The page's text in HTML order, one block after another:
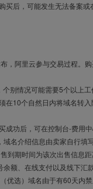
后，可能发生无法备案
，阿里云参与交易过程。
别情况可能需要5个以上工
10个自然日内将域名转
功后，可在控制台-费用中
名介绍信息由卖家自行填
到期时间为该次出售信息
额、在线支付以及线下
优选）域名由于有60天内